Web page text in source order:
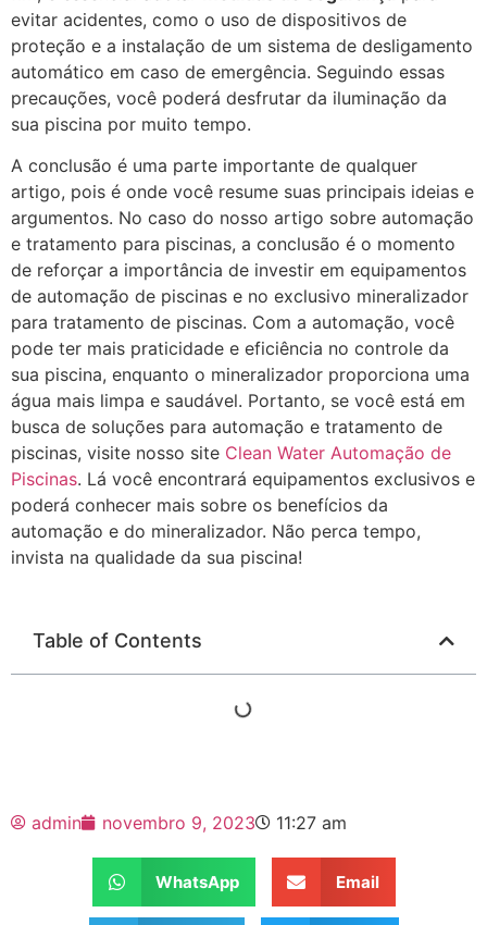
evitar acidentes, como o uso de dispositivos de
proteção e a instalação de um sistema de desligamento
automático em caso de emergência. Seguindo essas
precauções, você poderá desfrutar da iluminação da
sua piscina por muito tempo.
A conclusão é uma parte importante de qualquer
artigo, pois é onde você resume suas principais ideias e
argumentos. No caso do nosso artigo sobre automação
e tratamento para piscinas, a conclusão é o momento
de reforçar a importância de investir em equipamentos
de automação de piscinas e no exclusivo mineralizador
para tratamento de piscinas. Com a automação, você
pode ter mais praticidade e eficiência no controle da
sua piscina, enquanto o mineralizador proporciona uma
água mais limpa e saudável. Portanto, se você está em
busca de soluções para automação e tratamento de
piscinas, visite nosso site Clean Water Automação de
Piscinas. Lá você encontrará equipamentos exclusivos e
poderá conhecer mais sobre os benefícios da
automação e do mineralizador. Não perca tempo,
invista na qualidade da sua piscina!
Table of Contents
admin novembro 9, 2023 11:27 am
WhatsApp Email